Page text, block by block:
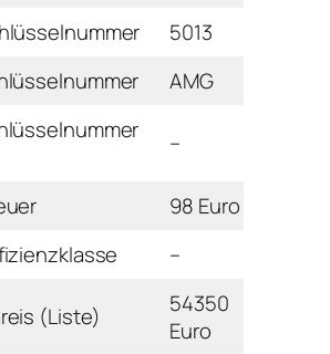
5013
AMG
–
98 Euro
–
(Liste)
54350
Euro